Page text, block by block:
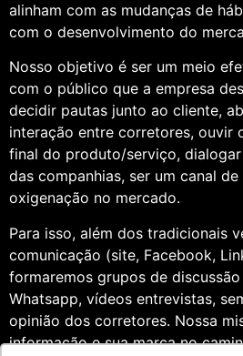
alinham com as mudanças de
com o desenvolvimento do
Nosso objetivo é ser um meio
com o público que a empresa
decidir pautas junto ao cliente,
interação entre corretores, ouvir
final do produto/serviço,
das companhias, ser um canal
oxigenação no mercado.
Para isso, além dos tradicionais
comunicação (site, Facebook,
formaremos grupos de
Whatsapp, vídeos entrevistas,
opinião dos corretores. Nossa
informação e sua marca no